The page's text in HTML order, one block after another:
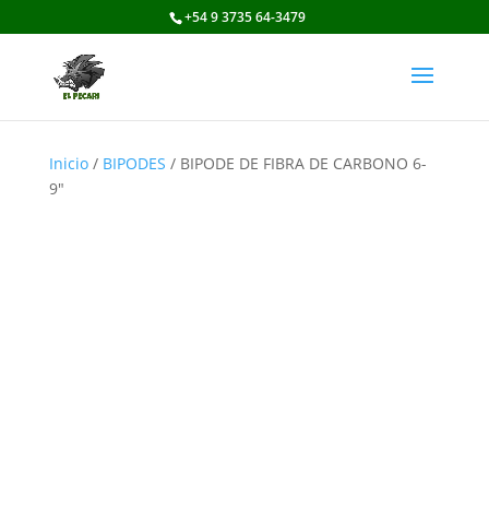
+54 9 3735 64-3479
Inicio/ BIPODES / BIPODE DE FIBRA DE CARBONO 6-
9″